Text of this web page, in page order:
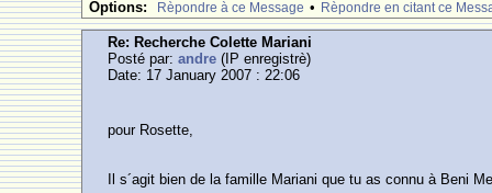
Options: Rèpondre à ce Message • Rèpondre en citant ce
Re: Recherche Colette Mariani
Posté par:andre (IP enregistrè)
Date: 17 January 2007 : 22:06
pour Rosette,
Il s´agit bien de la famille Mariani que tu as connu à Beni